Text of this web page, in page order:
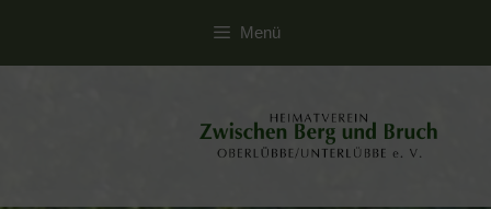
Menü